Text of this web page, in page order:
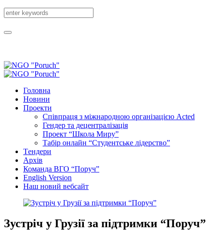
Головна
Новини
Проекти
Співпраця з міжнародною організацією Acted
Гендер та децентралізація
Проект “Школа Миру”
Табір онлайн “Студентське лідерство”
Tендери
Архів
Команда ВГО “Поруч”
English Version
Наш новий вебсайт
Зустріч у Грузії за підтримки “Поруч”